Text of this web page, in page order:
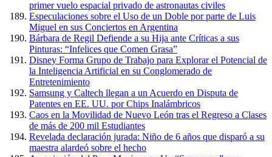
primer vuelo espacial privado de astronautas civiles
Especulaciones sobre el Uso de un Doble por parte de Luis
Miguel en sus Conciertos en Argentina
Bárbara de Regil Defiende a su Hija ante Críticas a sus
Pinturas: “Infelices que Comen Grasa”
Disney Forma Grupo de Trabajo para Explorar el Potencial de
la Inteligencia Artificial en su Conglomerado de
Entretenimiento
Samsung y Caltech llegan a un Acuerdo en Disputa de
Patentes en EE. UU. por Chips Inalámbricos
Caos en la Movilidad de Nuevo León tras el Regreso a Clases
de más de 200 mil Estudiantes
Revelada declaración jurada: Niño de 6 años que disparó a su
maestra alardeó sobre el hecho